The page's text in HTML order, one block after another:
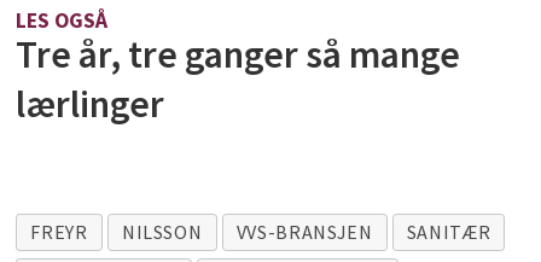
LES OGSÅ
Tre år, tre ganger så mange
lærlinger
FREYR NILSSON VVS-BRANSJEN
SANITÆR